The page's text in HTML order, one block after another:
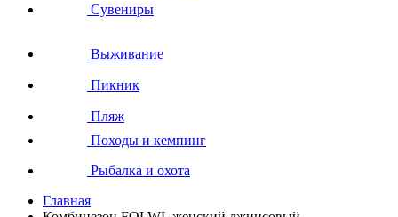
Сувениры
Выживание
Пикник
Пляж
Походы и кемпинг
Рыбалка и охота
Главная